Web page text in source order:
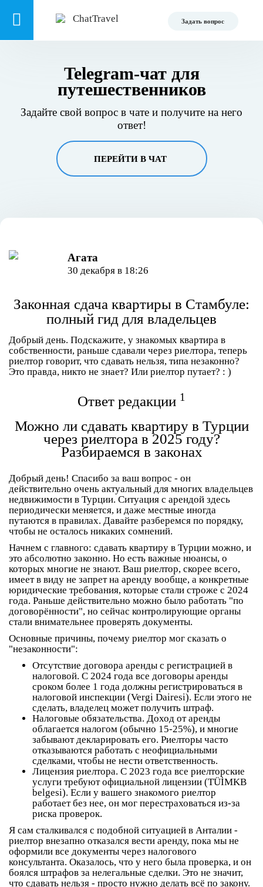
Задать вопрос
Telegram-чат для
путешественников
Задайте свой вопрос в чате и получите на него
ответ!
ПЕРЕЙТИ В ЧАТ
Агата
30 декабря в 18:26
Законная сдача квартиры в Стамбуле:
полный гид для владельцев
Добрый день. Подскажите, у знакомых квартира в
собственности, раньше сдавали через риелтора, теперь
риелтор говорит, что сдавать нельзя, типа незаконно?
Это правда, никто не знает? Или риелтор путает? : )
Ответ редакции 1
Можно ли сдавать квартиру в Турции
через риелтора в 2025 году?
Разбираемся в законах
Добрый день! Спасибо за ваш вопрос - он
действительно очень актуальный для многих владельцев
недвижимости в Турции. Ситуация с арендой здесь
периодически меняется, и даже местные иногда
путаются в правилах. Давайте разберемся по порядку,
чтобы не осталось никаких сомнений.
Начнем с главного: сдавать квартиру в Турции можно, и
это абсолютно законно. Но есть важные нюансы, о
которых многие не знают. Ваш риелтор, скорее всего,
имеет в виду не запрет на аренду вообще, а конкретные
юридические требования, которые стали строже с 2024
года. Раньше действительно можно было работать "по
договорённости", но сейчас контролирующие органы
стали внимательнее проверять документы.
Основные причины, почему риелтор мог сказать о
"незаконности":
Отсутствие договора аренды с регистрацией в
налоговой. С 2024 года все договоры аренды
сроком более 1 года должны регистрироваться в
налоговой инспекции (Vergi Dairesi). Если этого не
сделать, владелец может получить штраф.
Налоговые обязательства. Доход от аренды
облагается налогом (обычно 15-25%), и многие
забывают декларировать его. Риелторы часто
отказываются работать с неофициальными
сделками, чтобы не нести ответственность.
Лицензия риелтора. С 2023 года все риелторские
услуги требуют официальной лицензии (TÜİMKB
belgesi). Если у вашего знакомого риелтор
работает без нее, он мог перестраховаться из-за
риска проверок.
Я сам сталкивался с подобной ситуацией в Анталии -
риелтор внезапно отказался вести аренду, пока мы не
оформили все документы через налогового
консультанта. Оказалось, что у него была проверка, и он
боялся штрафов за нелегальные сделки. Это не значит,
что сдавать нельзя - просто нужно делать всё по закону.